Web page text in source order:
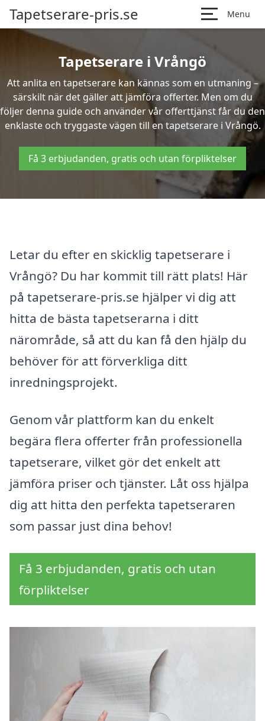
Tapetserare-pris.se Menu
Tapetserare i Vrångö
Att anlita en tapetserare kan kännas som en utmaning –
särskilt när det gäller att jämföra offerter. Men om du
följer denna guide och använder vår offerttjänst får du den
enklaste och tryggaste vägen till en tapetserare i Vrångö.
Få 3 erbjudanden, gratis och utan förpliktelser
Letar du efter en skicklig tapetserare i
Vrångö? Du har kommit till rätt plats! Här
på tapetserare-pris.se hjälper vi dig att
hitta de bästa tapetserarna i ditt
närområde, så att du kan få den hjälp du
behöver för att förverkliga ditt
inredningsprojekt.
Genom vår plattform kan du enkelt
begära flera offerter från professionella
tapetserare, vilket gör det enkelt att
jämföra priser och tjänster. Låt oss hjälpa
dig att hitta den perfekta tapetseraren
som passar just dina behov!
Få 3 erbjudanden, gratis och utan
förpliktelser